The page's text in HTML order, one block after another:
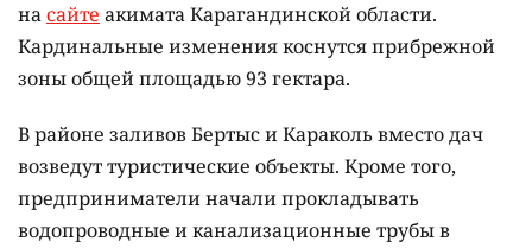
насайте акимата Карагандинской области.
Кардинальные изменения коснутся прибрежной
зоны общей площадью 93 гектара.
В районе заливов Бертыс и Караколь вместо дач
возведут туристические объекты. Кроме того,
предприниматели начали прокладывать
водопроводные и канализационные трубы в